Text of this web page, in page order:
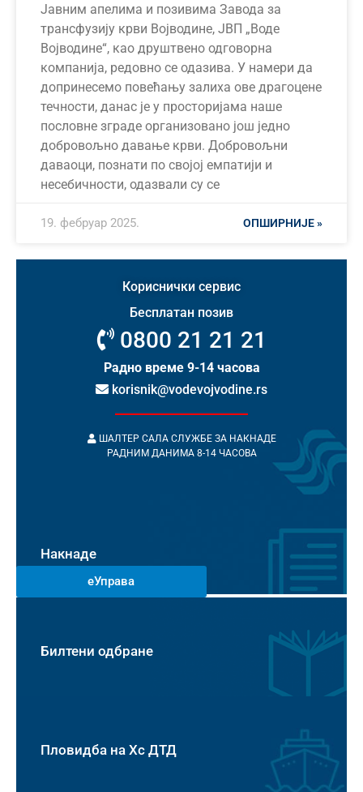
Јавним апелима и позивима Завода за
трансфузију крви Војводине, ЈВП „Воде
Војводине“, као друштвено одговорна
компанија, редовно се одазива. У намери да
допринесемо повећању залиха ове драгоцене
течности, данас је у просторијама наше
пословне зграде организовано још једно
добровољно давање крви. Добровољни
даваоци, познати по својој емпатији и
несебичности, одазвали су се
ОПШИРНИЈЕ »
19. фебруар 2025.
Кориснички сервис
Бесплатан позив
0800 21 21 21
Радно време 9-14 часова
korisnik@vodevojvodine.rs
ШАЛТЕР САЛА СЛУЖБЕ ЗА НАКНАДЕ
РАДНИМ ДАНИМА 8-14 ЧАСОВА
Накнаде
еУправа
Билтени одбране
Пловидба на Хс ДТД